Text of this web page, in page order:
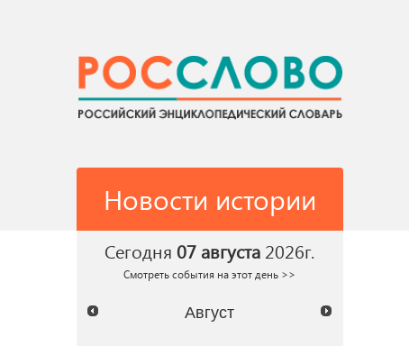
Новости истории
Сегодня 07 августа 2026г.
Смотреть события на этот день >>
Август